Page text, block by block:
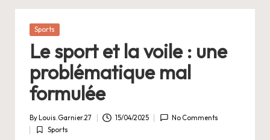
E
U
R
C
I
T
E
Posted
Sports
Le sport et la voile : une
problématique mal
formulée
Posted
by
By Louis.Garnier.27 15/04/2025 No Comments
Posted
Sports